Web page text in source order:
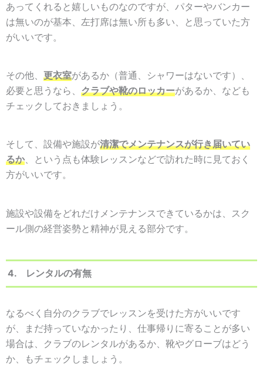
あってくれると嬉しいものなのですが、パターやバンカー
は無いのが基本、左打席は無い所も多い、と思っていた方
がいいです。
その他、 更衣室があるか（普通、シャワーはないです）、
必要と思うなら、 クラブや靴のロッカーがあるか、なども
チェックしておきましょう。
そして、設備や施設が清潔でメンテナンスが行き届いてい
るか、という点も体験レッスンなどで訪れた時に見ておく
方がいいです。
施設や設備をどれだけメンテナンスできているかは、スク
ール側の経営姿勢と精神が見える部分です。
4. レンタルの有無
なるべく自分のクラブでレッスンを受けた方がいいです
が、まだ持っていなかったり、仕事帰りに寄ることが多い
場合は、クラブのレンタルがあるか、靴やグローブはどう
か、もチェックしましょう。